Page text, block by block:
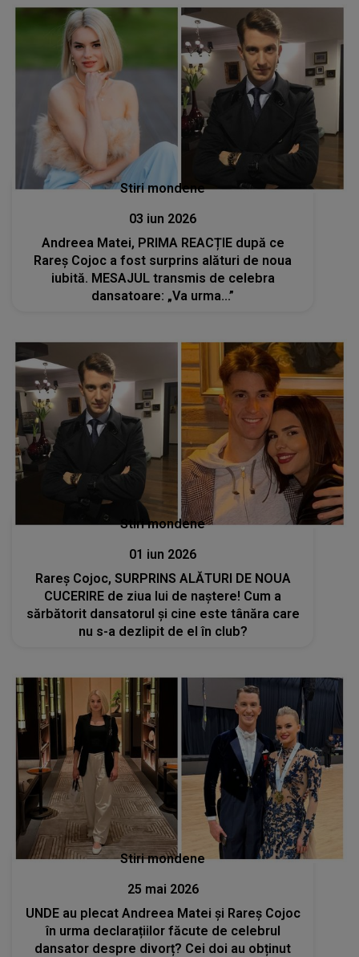
Stiri mondene
03 iun 2026
Andreea Matei, PRIMA REACȚIE după ce
Rareș Cojoc a fost surprins alături de noua
iubită. MESAJUL transmis de celebra
dansatoare: „Va urma...”
Stiri mondene
01 iun 2026
Rareș Cojoc, SURPRINS ALĂTURI DE NOUA
CUCERIRE de ziua lui de naștere! Cum a
sărbătorit dansatorul și cine este tânăra care
nu s-a dezlipit de el în club?
Stiri mondene
25 mai 2026
UNDE au plecat Andreea Matei și Rareș Cojoc
în urma declarațiilor făcute de celebrul
dansator despre divorț? Cei doi au obținut